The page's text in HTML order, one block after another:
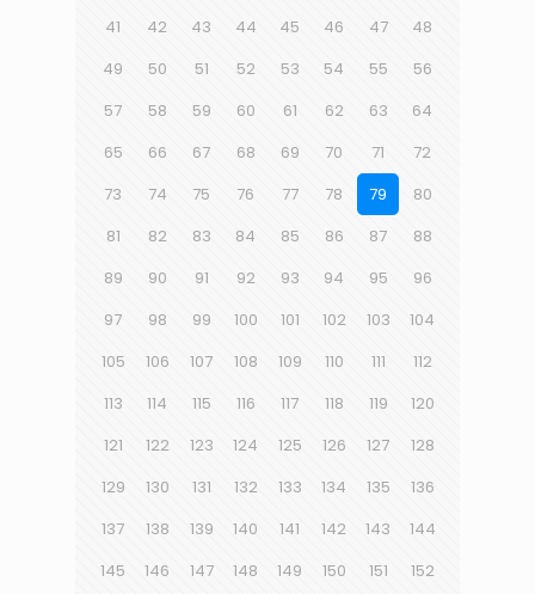
41
42 43 44 45 46 47
48
49
50 51 52 53 54 55
56
57
58 59 60 61 62 63
64
65
66 67 68 69 70 71
72
73
74 75 76 77 78 79
80
81
82 83 84 85 86 87
88
89
90 91 92 93 94 95
96
97
98 99 100 101 102 103
104
105
106 107 108 109 110 111
112
113
114 115 116 117 118 119
120
121
122 123 124 125 126 127
128
129
130 131 132 133 134 135
136
137
138 139 140 141 142 143
144
145
146 147 148 149 150 151
152